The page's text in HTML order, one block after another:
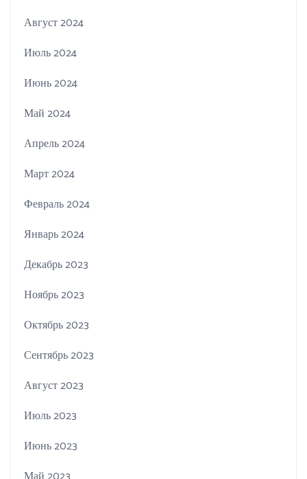
Август 2024
Июль 2024
Июнь 2024
Май 2024
Апрель 2024
Март 2024
Февраль 2024
Январь 2024
Декабрь 2023
Ноябрь 2023
Октябрь 2023
Сентябрь 2023
Август 2023
Июль 2023
Июнь 2023